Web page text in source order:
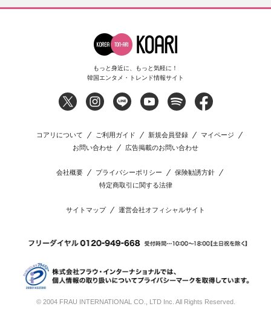
もっと身近に、もっと気軽に！
韓国エンタメ・トレンド情報サイト
コアリについて ご利用ガイド 新規会員登録
マイページ
お問い合わせ
広告掲載のお問い合わせ
会社概要 プライバシーポリシー
保険勧誘方針
特定商取引に関する法律
サイトマップ 運営会社オフィシャルサイト
© 2004 FRAU INTERNATIONAL CO., LTD Inc. All Rights Reserved.